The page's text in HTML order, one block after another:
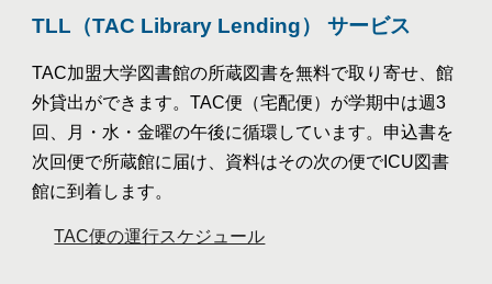
TLL（TAC Library Lending） サービス
TAC加盟大学図書館の所蔵図書を無料で取り寄せ、館
外貸出ができます。TAC便（宅配便）が学期中は週3
回、月・水・金曜の午後に循環しています。申込書を
次回便で所蔵館に届け、資料はその次の便でICU図書
館に到着します。
TAC便の運行スケジュール